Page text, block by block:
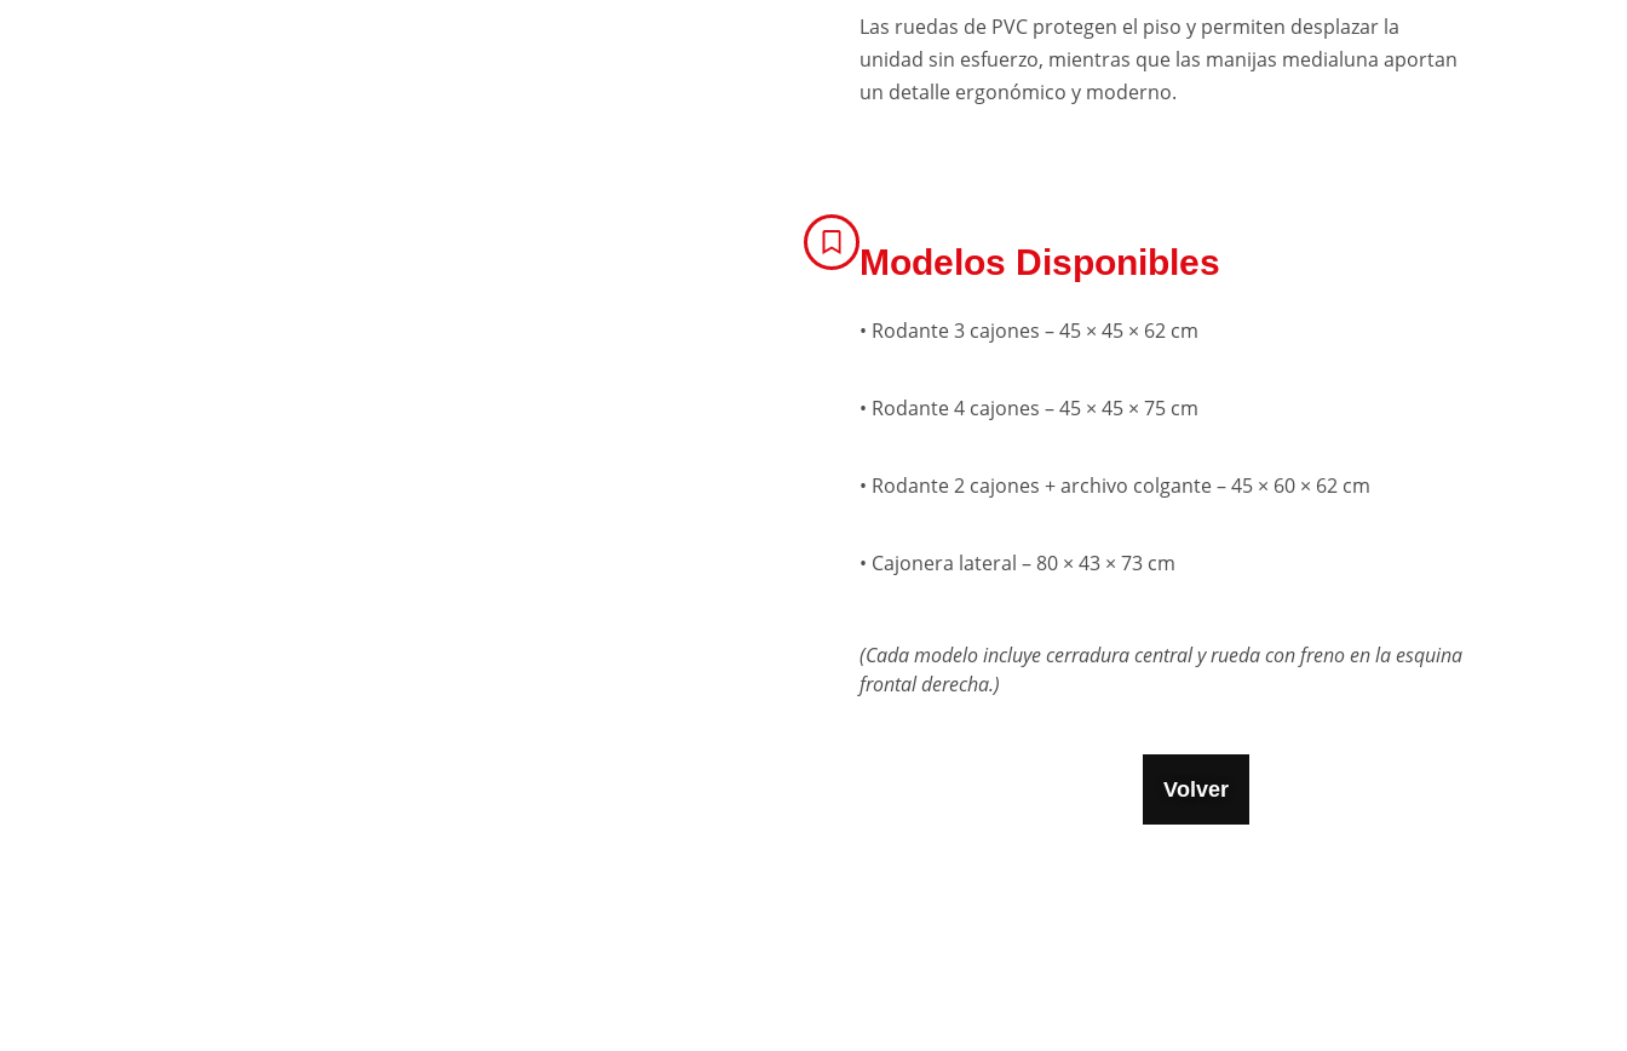
Las ruedas de PVC protegen el piso y permiten desplazar la
unidad sin esfuerzo, mientras que las manijas medialuna aportan
un detalle ergonómico y moderno.
Modelos Disponibles
• Rodante 3 cajones – 45 × 45 × 62 cm
• Rodante 4 cajones – 45 × 45 × 75 cm
• Rodante 2 cajones + archivo colgante – 45 × 60 × 62 cm
• Cajonera lateral – 80 × 43 × 73 cm
(Cada modelo incluye cerradura central y rueda con freno en la esquina
frontal derecha.)
Volver